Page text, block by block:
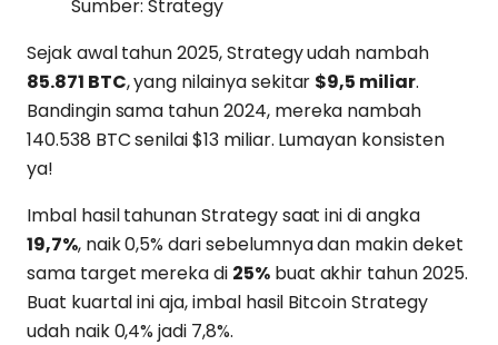
Sumber: Strategy
Sejak awal tahun 2025, Strategy udah nambah
85.871 BTC, yang nilainya sekitar $9,5 miliar.
Bandingin sama tahun 2024, mereka nambah
140.538 BTC senilai $13 miliar. Lumayan konsisten
ya!
Imbal hasil tahunan Strategy saat ini di angka
19,7%, naik 0,5% dari sebelumnya dan makin deket
sama target mereka di 25%buat akhir tahun 2025.
Buat kuartal ini aja, imbal hasil Bitcoin Strategy
udah naik 0,4% jadi 7,8%.